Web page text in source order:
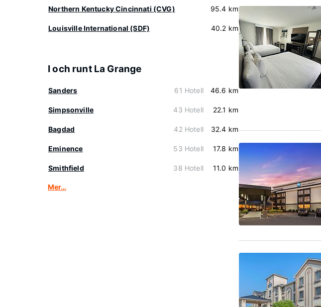
Northern Kentucky Cincinnati (CVG) 95.4 km
Louisville International (SDF) 40.2 km
I och runt La Grange
Sanders 61 Hotell 46.6 km
Simpsonville 43 Hotell 22.1 km
Bagdad 42 Hotell 32.4 km
Eminence 53 Hotell 17.8 km
Smithfield 38 Hotell 11.0 km
Mer…